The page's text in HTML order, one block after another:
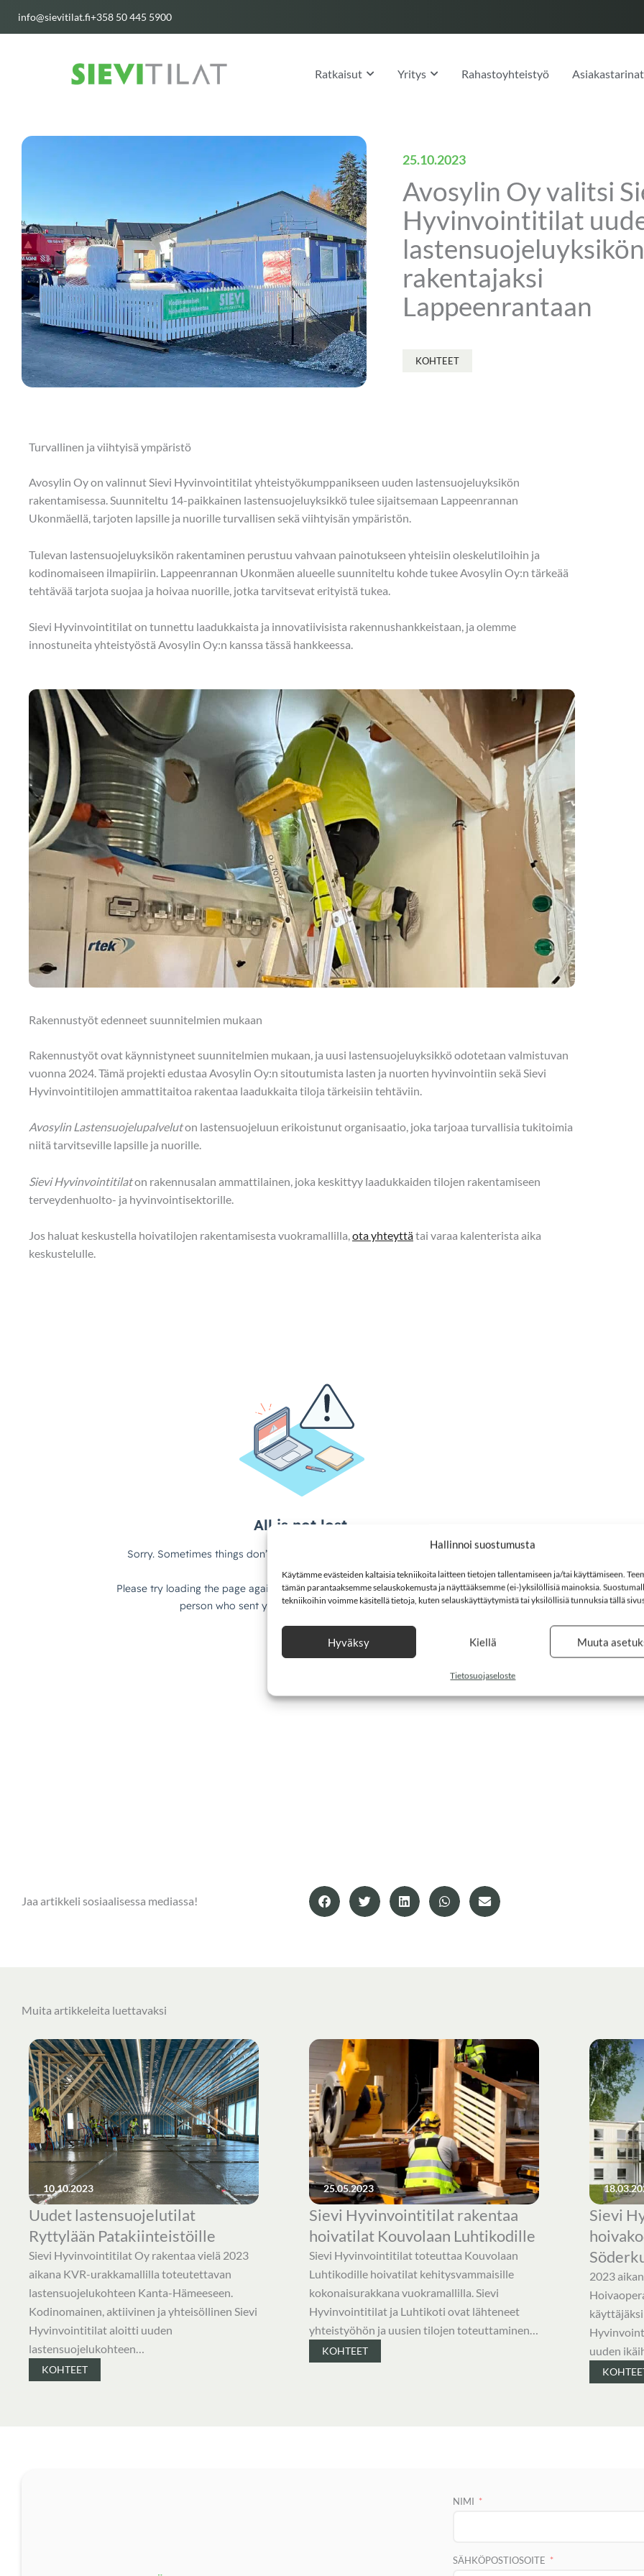
Hallinnoi suostumusta
Käytämme evästeiden kaltaisia tekniikoita laitteen tietojen tallentamiseen ja/tai käyttämiseen.
tämän parantaaksemme selauskokemusta ja näyttääksemme (ei-)yksilöllisiä mainoksia.
tekniikoihin voimme käsitellä tietoja, kuten selauskäyttäytymistä tai yksilöllisiä tunnuksia tällä
Hyväksy Kiellä Muuta
Tietosuojaseloste
sisältöön
info@sievitilat.fi+358 50 445 5900
Ratkaisut OPEN RATKAISUT
Yritys OPEN YRITYS
Rahastoyhteistyö Asiakastarinat
25.10.2023
Avosylin Oy valitsi
Hyvinvointitilat
lastensuojeluyksikön
rakentajaksi
Lappeenrantaan
KOHTEET
Turvallinen ja viihtyisä ympäristö
Avosylin Oy on valinnut Sievi Hyvinvointitilat yhteistyökumppanikseen uuden lastensuojeluyksikön
rakentamisessa. Suunniteltu 14-paikkainen lastensuojeluyksikkö tulee sijaitsemaan Lappeenrannan
Ukonmäellä, tarjoten lapsille ja nuorille turvallisen sekä viihtyisän ympäristön.
Tulevan lastensuojeluyksikön rakentaminen perustuu vahvaan painotukseen yhteisiin oleskelutiloihin ja
kodinomaiseen ilmapiiriin. Lappeenrannan Ukonmäen alueelle suunniteltu kohde tukee Avosylin Oy:n tärkeää
tehtävää tarjota suojaa ja hoivaa nuorille, jotka tarvitsevat erityistä tukea.
Sievi Hyvinvointitilat on tunnettu laadukkaista ja innovatiivisista rakennushankkeistaan, ja olemme
innostuneita yhteistyöstä Avosylin Oy:n kanssa tässä hankkeessa.
Rakennustyöt edenneet suunnitelmien mukaan
Rakennustyöt ovat käynnistyneet suunnitelmien mukaan, ja uusi lastensuojeluyksikkö odotetaan valmistuvan
vuonna 2024. Tämä projekti edustaa Avosylin Oy:n sitoutumista lasten ja nuorten hyvinvointiin sekä Sievi
Hyvinvointitilojen ammattitaitoa rakentaa laadukkaita tiloja tärkeisiin tehtäviin.
Avosylin Lastensuojelupalveluton lastensuojeluun erikoistunut organisaatio, joka tarjoaa turvallisia tukitoimia
niitä tarvitseville lapsille ja nuorille.
Sievi Hyvinvointitilaton rakennusalan ammattilainen, joka keskittyy laadukkaiden tilojen rakentamiseen
terveydenhuolto- ja hyvinvointisektorille.
Jos haluat keskustella hoivatilojen rakentamisesta vuokramallilla,ota yhteyttätai varaa kalenterista aika
keskustelulle.
Jaa artikkeli sosiaalisessa mediassa!
Muita artikkeleita luettavaksi
Uudet lastensuojelutilat
Ryttylään Patakiinteistöille
Sievi Hyvinvointitilat Oy rakentaa vielä 2023
aikana KVR-urakkamallilla toteutettavan
lastensuojelukohteen Kanta-Hämeeseen.
Kodinomainen, aktiivinen ja yhteisöllinen Sievi
Hyvinvointitilat aloitti uuden
lastensuojelukohteen…
10.10.2023
KOHTEET
Sievi Hyvinvointitilat rakentaa
hoivatilat Kouvolaan Luhtikodille
Sievi Hyvinvointitilat toteuttaa Kouvolaan
Luhtikodille hoivatilat kehitysvammaisille
kokonaisurakkana vuokramallilla. Sievi
Hyvinvointitilat ja Luhtikoti ovat lähteneet
yhteistyöhön ja uusien tilojen toteuttaminen…
25.05.2023
KOHTEET
Sievi
2023
uuden
NIMI
SÄHKÖPOSTIOSOITE